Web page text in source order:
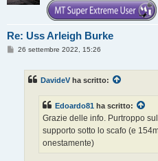
Re: Uss Arleigh Burke
M26 settembre 2022, 15:26
DavideV ha scritto:
Edoardo81 ha scritto:
Grazie delle info. Purtroppo
supporto sotto lo scafo (e
onestamente)